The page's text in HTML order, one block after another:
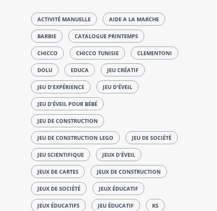
ACTIVITÉ MANUELLE AIDE A LA MARCHE
BARBIE CATALOGUE PRINTEMPS
CHICCO CHICCO TUNISIE CLEMENTONI
DOLU EDUCA JEU CRÉATIF
JEU D'EXPÉRIENCE JEU D'ÉVEIL
JEU D'ÉVEIL POUR BÉBÉ
JEU DE CONSTRUCTION
JEU DE CONSTRUCTION LEGO JEU DE SOCIÉTÉ
JEU SCIENTIFIQUE JEUX D'ÉVEIL
JEUX DE CARTES JEUX DE CONSTRUCTION
JEUX DE SOCIÉTÉ JEUX ÉDUCATIF
JEUX ÉDUCATIFS JEU ÉDUCATIF KS